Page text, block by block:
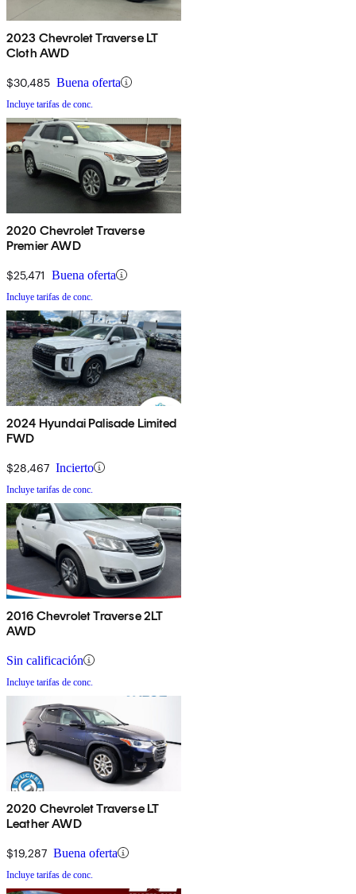
2023 Chevrolet Traverse LT
Cloth AWD
$30,485 Buena oferta
Incluye tarifas de conc.
2020 Chevrolet Traverse
Premier AWD
$25,471 Buena oferta
Incluye tarifas de conc.
2024 Hyundai Palisade Limited
FWD
$28,467 Incierto
Incluye tarifas de conc.
2016 Chevrolet Traverse 2LT
AWD
Sin calificación
Incluye tarifas de conc.
2020 Chevrolet Traverse LT
Leather AWD
$19,287 Buena oferta
Incluye tarifas de conc.